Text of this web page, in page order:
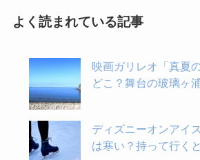
よく読まれている記事
映画ガリレオ「真夏
どこ？舞台の玻璃ヶ
ディズニーオンアイ
は寒い？持って行く